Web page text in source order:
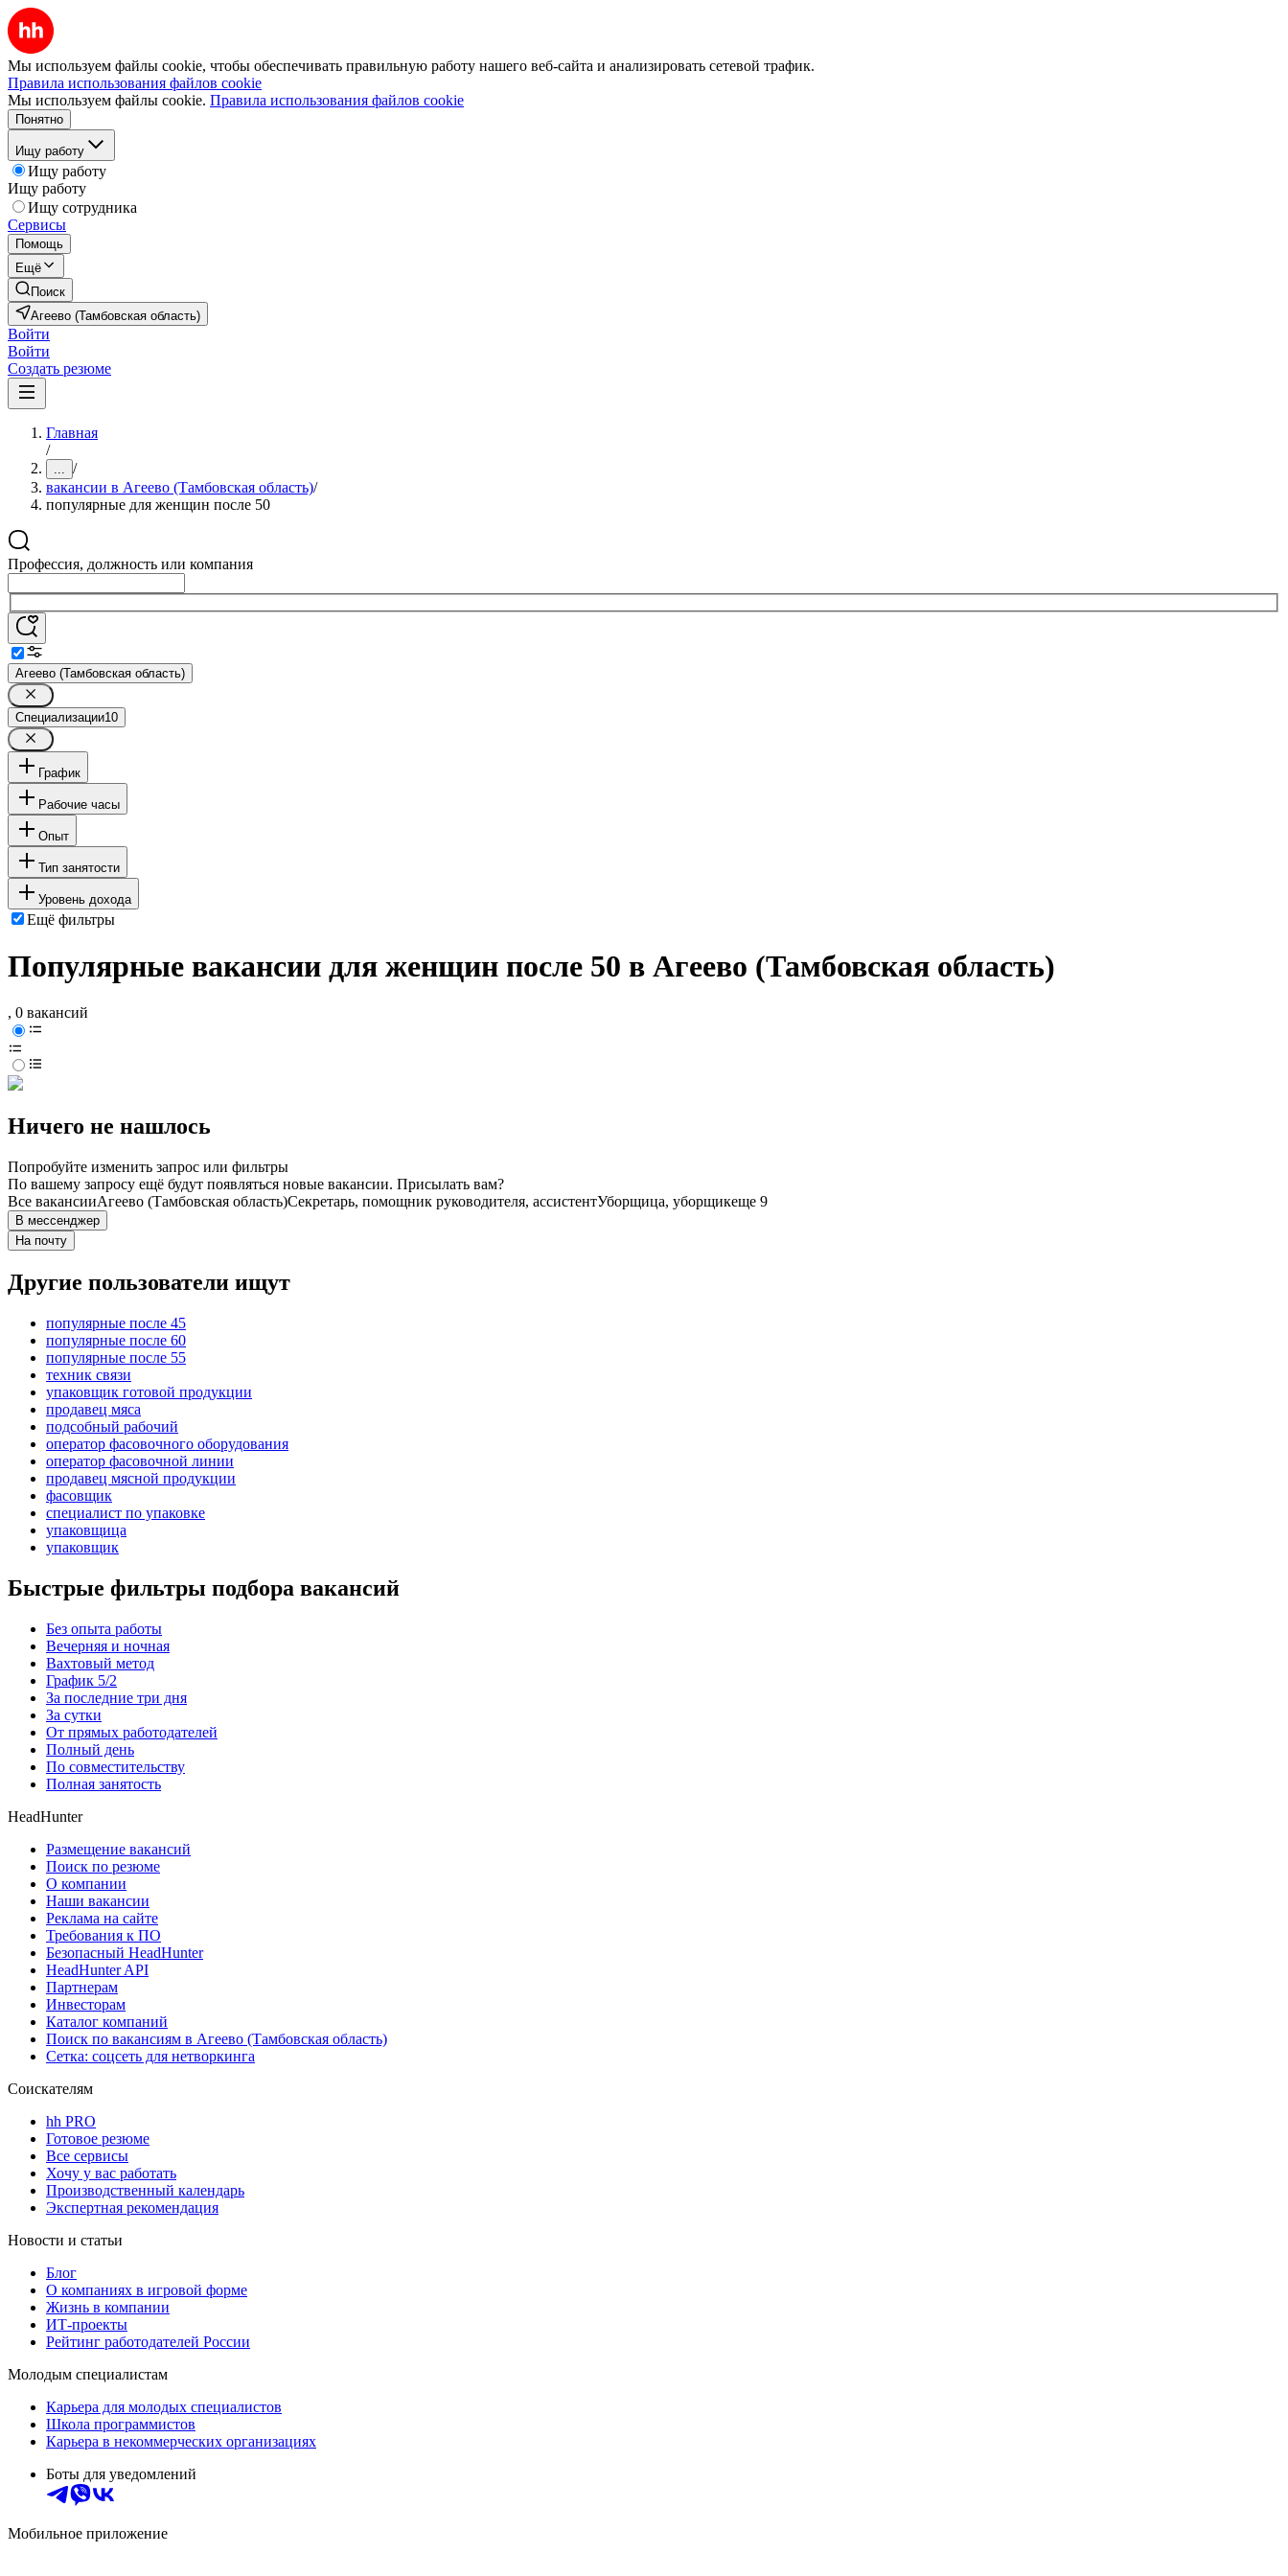
Мы используем файлы cookie, чтобы обеспечивать правильную работу нашего веб-сайта и анализировать сетевой трафик.
Правила использования файлов cookie
Мы используем файлы cookie. Правила использования файлов cookie
Понятно
Ищу работу
Ищу работу
Ищу работу
Ищу сотрудника
Сервисы
Помощь
Ещё
Поиск
Агеево (Тамбовская область)
Войти
Войти
Создать резюме
Главная
/
... /
вакансии в Агеево (Тамбовская область)/
популярные для женщин после 50
Профессия, должность или компания
Агеево (Тамбовская область)
Специализации10
График
Рабочие часы
Опыт
Тип занятости
Уровень дохода
Ещё фильтры
Популярные вакансии для женщин после 50 в Агеево (Тамбовская область)
, 0 вакансий
Ничего не нашлось
Попробуйте изменить запрос или фильтры
По вашему запросу ещё будут появляться новые вакансии. Присылать вам?
Все вакансииАгеево (Тамбовская область)Секретарь, помощник руководителя, ассистентУборщица, уборщикеще 9
В мессенджер
На почту
Другие пользователи ищут
популярные после 45
популярные после 60
популярные после 55
техник связи
упаковщик готовой продукции
продавец мяса
подсобный рабочий
оператор фасовочного оборудования
оператор фасовочной линии
продавец мясной продукции
фасовщик
специалист по упаковке
упаковщица
упаковщик
Быстрые фильтры подбора вакансий
Без опыта работы
Вечерняя и ночная
Вахтовый метод
График 5/2
За последние три дня
За сутки
От прямых работодателей
Полный день
По совместительству
Полная занятость
HeadHunter
Размещение вакансий
Поиск по резюме
О компании
Наши вакансии
Реклама на сайте
Требования к ПО
Безопасный HeadHunter
HeadHunter API
Партнерам
Инвесторам
Каталог компаний
Поиск по вакансиям в Агеево (Тамбовская область)
Сетка: соцсеть для нетворкинга
Соискателям
hh PRO
Готовое резюме
Все сервисы
Хочу у вас работать
Производственный календарь
Экспертная рекомендация
Новости и статьи
Блог
О компаниях в игровой форме
Жизнь в компании
ИТ-проекты
Рейтинг работодателей России
Молодым специалистам
Карьера для молодых специалистов
Школа программистов
Карьера в некоммерческих организациях
Боты для уведомлений
Мобильное приложение